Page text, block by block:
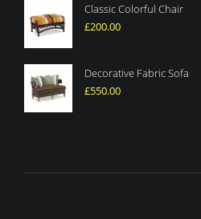
Classic Colorful Chair
£200.00
Decorative Fabric Sofa
£550.00